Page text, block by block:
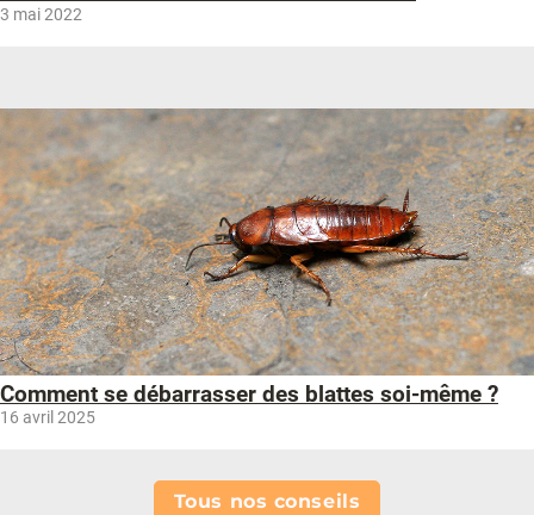
3 mai 2022
Comment se débarrasser des blattes soi-même ?
16 avril 2025
Tous nos conseils